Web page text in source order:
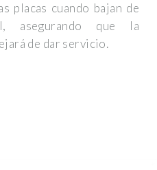
placas cuando bajan de
asegurando que la
de dar servicio.